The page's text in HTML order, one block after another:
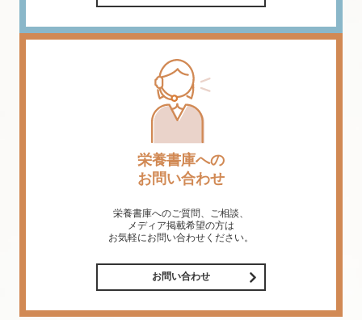
栄養書庫への
お問い合わせ
栄養書庫へのご質問、ご相談、
メディア掲載希望の方は
お気軽にお問い合わせください。
お問い合わせ